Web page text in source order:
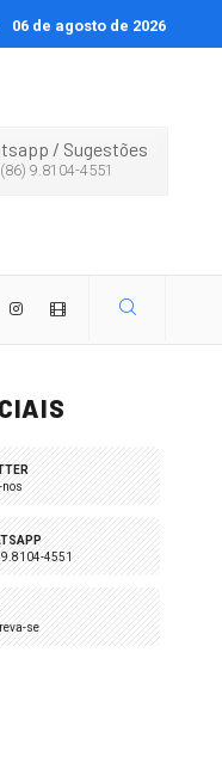
06 de agosto de 2026
/ Sugestões
(86) 9.8104-4551
nos
4551
se